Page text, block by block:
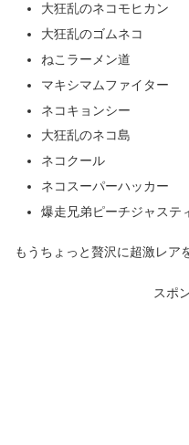
大狂乱のネコモヒカン
大狂乱のゴムネコ
ねこラーメン道
マキシマムファイター
ネコキョンシー
大狂乱のネコ島
ネコクール
ネコスーパーハッカー
爆走兄弟ピーチジャステ
もうちょっと贅沢に超激レア
スポ